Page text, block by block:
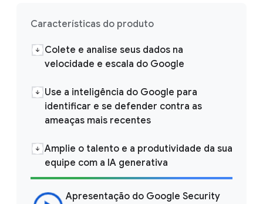
Características do produto
Colete e analise seus dados na
velocidade e escala do Google
Use a inteligência do Google para
identificar e se defender contra as
ameaças mais recentes
Amplie o talento e a produtividade da sua
equipe com a IA generativa
Apresentação do Google Security